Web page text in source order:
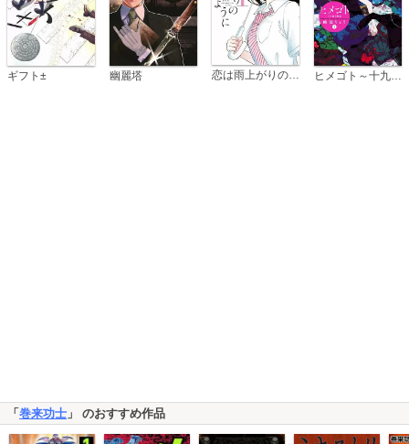
ギフト± 幽麗塔 恋は雨上がりのように
「 巻来功士 」 のおすすめ作品